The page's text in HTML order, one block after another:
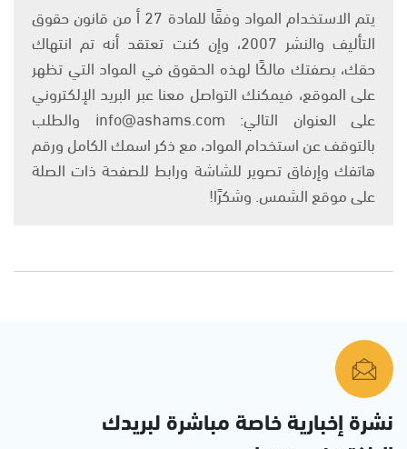
يتم الاستخدام المواد وفقًا للمادة 27 أ من قانون حقوق
التأليف والنشر 2007، وإن كنت تعتقد أنه تم انتهاك
حقك، بصفتك مالكًا لهذه الحقوق في المواد التي تظهر
على الموقع، فيمكنك التواصل معنا عبر البريد الإلكتروني
على العنوان التالي: info@ashams.com والطلب
بالتوقف عن استخدام المواد، مع ذكر اسمك الكامل ورقم
هاتفك وإرفاق تصوير للشاشة ورابط للصفحة ذات الصلة
على موقع الشمس. وشكرًا!
نشرة إخبارية خاصة مباشرة لبريدك